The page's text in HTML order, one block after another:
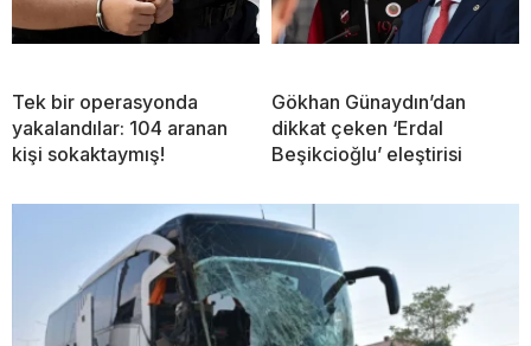
Tek bir operasyonda
yakalandılar: 104 aranan
kişi sokaktaymış!
Gökhan Günaydın’dan
dikkat çeken ‘Erdal
Beşikcioğlu’ eleştirisi